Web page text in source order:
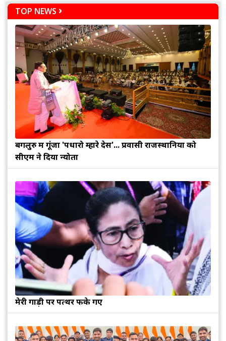
TOP NEWS
बेंगलुरु में गूंजा 'पधारो म्हारे देस'... प्रवासी राजस्थानियों को
सीएम ने दिया न्योता
मेरी गाड़ी पर पत्थर फेंके गए